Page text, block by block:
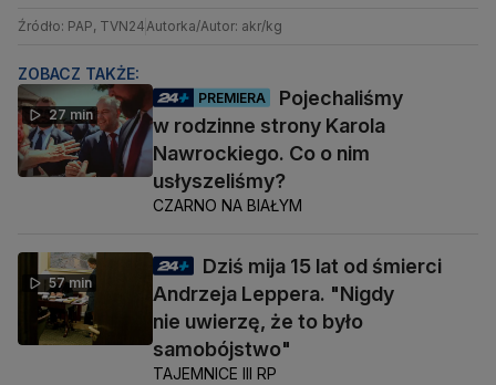
Źródło: PAP, TVN24Autorka/Autor: akr/kg
ZOBACZ TAKŻE:
27 min
PREMIERA
Pojechaliśmy
w rodzinne strony Karola
Nawrockiego. Co o nim
usłyszeliśmy?
CZARNO NA BIAŁYM
57 min
Dziś mija 15 lat od śmierci
Andrzeja Leppera. "Nigdy
nie uwierzę, że to było
samobójstwo"
TAJEMNICE III RP